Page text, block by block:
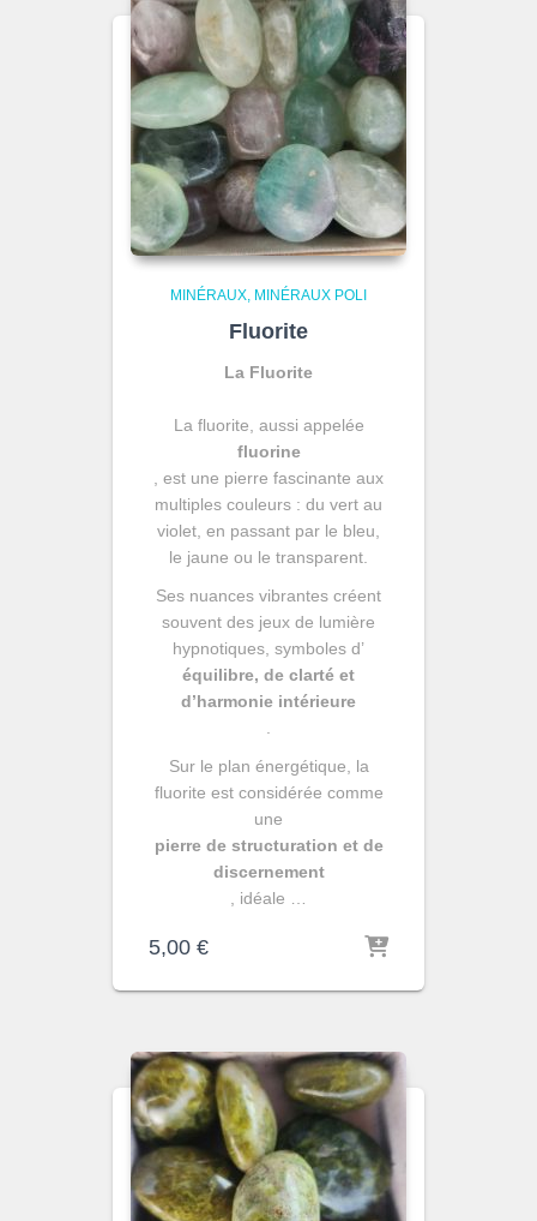
MINÉRAUX MINÉRAUX POLI
Fluorite
La Fluorite
La fluorite, aussi appelée
fluorine
, est une pierre fascinante aux
multiples couleurs : du vert au
violet, en passant par le bleu,
le jaune ou le transparent.
Ses nuances vibrantes créent
souvent des jeux de lumière
hypnotiques, symboles d’
équilibre, de clarté et
d’harmonie intérieure
Sur le plan énergétique, la
fluorite est considérée comme
une
pierre de structuration et de
discernement
, idéale …
5,00 €